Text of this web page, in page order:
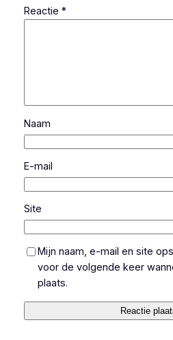
Reactie *
Naam
E-mail
Site
Mijn naam, e-mail en site
voor de volgende keer
plaats.